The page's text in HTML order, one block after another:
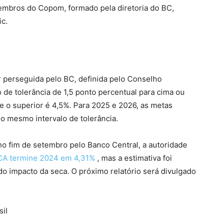
do Copom, formado pela diretoria do BC,
pelo BC, definida pelo Conselho
tolerância de 1,5 ponto percentual para cima ou
o superior é 4,5%. Para 2025 e 2026, as metas
mesmo intervalo de tolerância.
fim de setembro pelo Banco Central, a autoridade
termine 2024 em 4,31% , mas a estimativa foi
impacto da seca. O próximo relatório será divulgado